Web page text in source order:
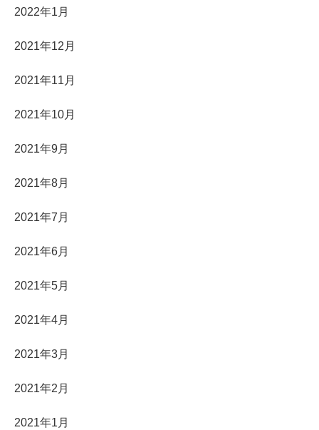
2022年1月
2021年12月
2021年11月
2021年10月
2021年9月
2021年8月
2021年7月
2021年6月
2021年5月
2021年4月
2021年3月
2021年2月
2021年1月